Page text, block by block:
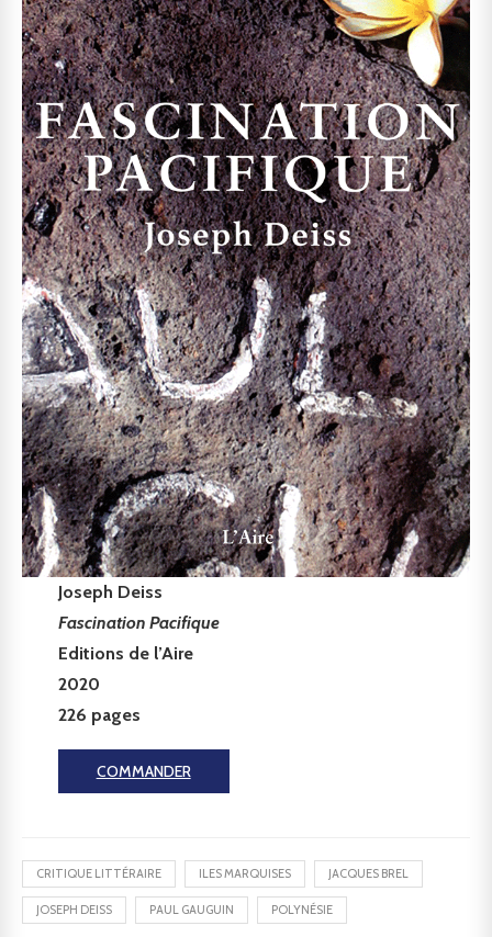
Joseph Deiss
Fascination Pacifique
Editions de l’Aire
2020
226 pages
COMMANDER
CRITIQUE LITTÉRAIRE ILES MARQUISES JACQUES BREL
JOSEPH DEISS PAUL GAUGUIN POLYNÉSIE